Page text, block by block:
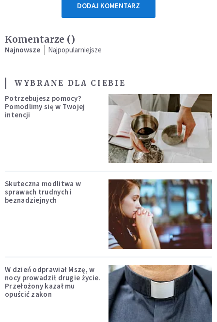
DODAJ KOMENTARZ
Komentarze ()
Najnowsze Najpopularniejsze
WYBRANE DLA CIEBIE
Potrzebujesz pomocy?
Pomodlimy się w Twojej
intencji
Skuteczna modlitwa w
sprawach trudnych i
beznadziejnych
W dzień odprawiał Mszę, w
nocy prowadził drugie życie.
Przełożony kazał mu
opuścić zakon